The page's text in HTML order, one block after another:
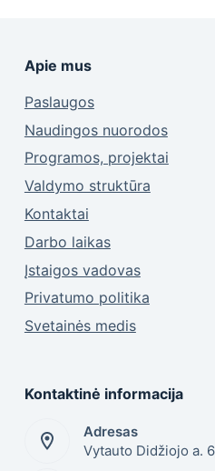
Apie mus
Paslaugos
Naudingos nuorodos
Programos, projektai
Valdymo struktūra
Kontaktai
Darbo laikas
Įstaigos vadovas
Privatumo politika
Svetainės medis
Kontaktinė informacija
Adresas
Vytauto Didžiojo a.